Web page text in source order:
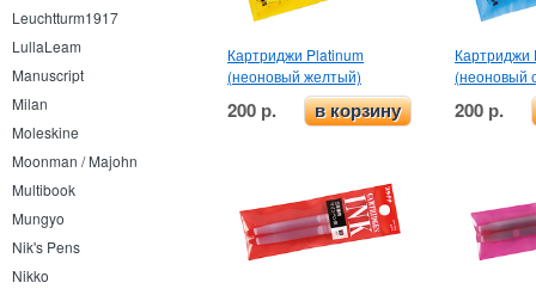
Leuchtturm1917
LullaLeam
Manuscript
Milan
Moleskine
Moonman / Majohn
Multibook
Mungyo
Nik's Pens
Nikko
Картриджи Platinum
(неоновый желтый)
200 р. в корзину
Картриджи
(неоновый
200 р.